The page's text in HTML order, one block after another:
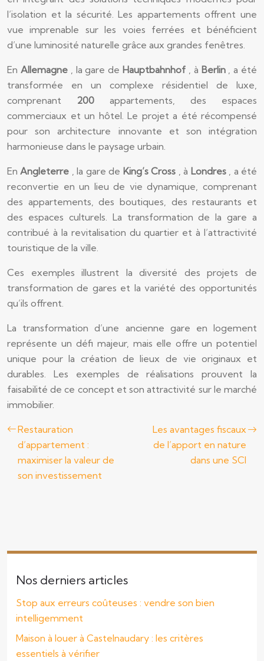
l’isolation et la sécurité. Les appartements offrent une
vue imprenable sur les voies ferrées et bénéficient
d’une luminosité naturelle grâce aux grandes fenêtres.
En Allemagne , la gare de Hauptbahnhof , à Berlin , a été
transformée en un complexe résidentiel de luxe,
comprenant 200 appartements, des espaces
commerciaux et un hôtel. Le projet a été récompensé
pour son architecture innovante et son intégration
harmonieuse dans le paysage urbain.
EnAngleterre , la gare de King’s Cross , à Londres , a été
reconvertie en un lieu de vie dynamique, comprenant
des appartements, des boutiques, des restaurants et
des espaces culturels. La transformation de la gare a
contribué à la revitalisation du quartier et à l’attractivité
touristique de la ville.
Ces exemples illustrent la diversité des projets de
transformation de gares et la variété des opportunités
qu’ils offrent.
La transformation d’une ancienne gare en logement
représente un défi majeur, mais elle offre un potentiel
unique pour la création de lieux de vie originaux et
durables. Les exemples de réalisations prouvent la
faisabilité de ce concept et son attractivité sur le marché
immobilier.
Restauration
d’appartement :
maximiser la valeur de
son investissement
Les avantages fiscaux
de l’apport en nature
dans une SCI
Nos derniers articles
Stop aux erreurs coûteuses : vendre son bien
intelligemment
Maison à louer à Castelnaudary : les critères
essentiels à vérifier